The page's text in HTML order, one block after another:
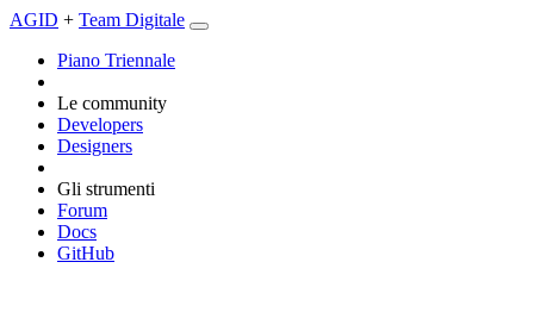
AGID + Team Digitale
Piano Triennale
Le community
Developers
Designers
Gli strumenti
Forum
Docs
GitHub